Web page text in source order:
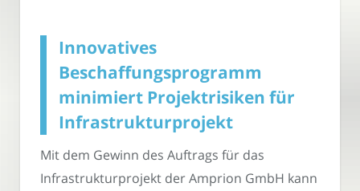
Innovatives
Beschaffungsprogramm
minimiert Projektrisiken für
Infrastrukturprojekt
Mit dem Gewinn des Auftrags für das
Infrastrukturprojekt der Amprion GmbH kann